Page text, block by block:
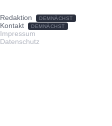
Redaktion DEMNÄCHST
Kontakt DEMNÄCHST
Impressum
Datenschutz